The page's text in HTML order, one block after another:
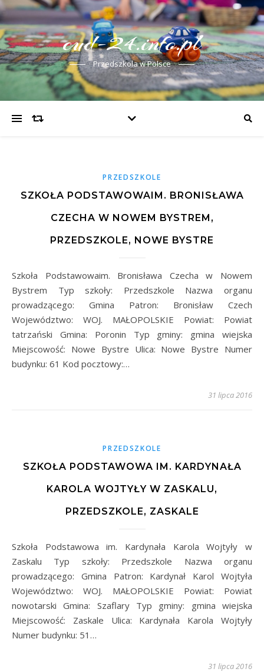
cud-24.info.pl
Przedszkola w Polsce
PRZEDSZKOLE
SZKOŁA PODSTAWOWAIM. BRONISŁAWA
CZECHA W NOWEM BYSTREM,
PRZEDSZKOLE, NOWE BYSTRE
Szkoła Podstawowaim. Bronisława Czecha w Nowem
Bystrem Typ szkoły: Przedszkole Nazwa organu
prowadzącego: Gmina Patron: Bronisław Czech
Województwo: WOJ. MAŁOPOLSKIE Powiat: Powiat
tatrzański Gmina: Poronin Typ gminy: gmina wiejska
Miejscowość: Nowe Bystre Ulica: Nowe Bystre Numer
budynku: 61 Kod pocztowy:…
31 lipca 2016
PRZEDSZKOLE
SZKOŁA PODSTAWOWA IM. KARDYNAŁA
KAROLA WOJTYŁY W ZASKALU,
PRZEDSZKOLE, ZASKALE
Szkoła Podstawowa im. Kardynała Karola Wojtyły w
Zaskalu Typ szkoły: Przedszkole Nazwa organu
prowadzącego: Gmina Patron: Kardynał Karol Wojtyła
Województwo: WOJ. MAŁOPOLSKIE Powiat: Powiat
nowotarski Gmina: Szaflary Typ gminy: gmina wiejska
Miejscowość: Zaskale Ulica: Kardynała Karola Wojtyły
Numer budynku: 51…
31 lipca 2016